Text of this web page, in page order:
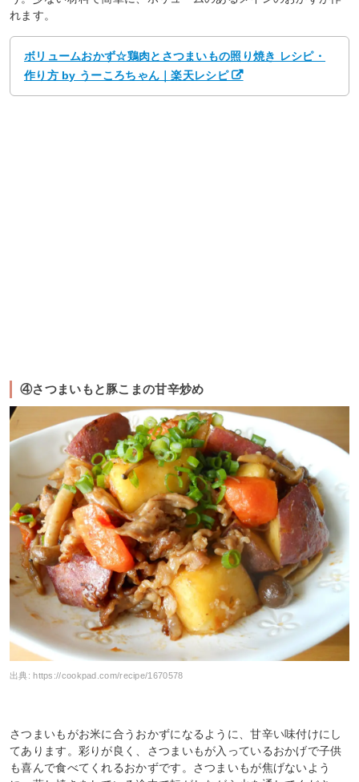
れます。
ボリュームおかず☆鶏肉とさつまいもの照り焼き レシピ・
作り方 by うーころちゃん｜楽天レシピ
④さつまいもと豚こまの甘辛炒め
出典:https://cookpad.com/recipe/1670578
さつまいもがお米に合うおかずになるように、甘辛い味付けにし
てあります。彩りが良く、さつまいもが入っているおかげで子供
も喜んで食べてくれるおかずです。さつまいもが焦げないよう